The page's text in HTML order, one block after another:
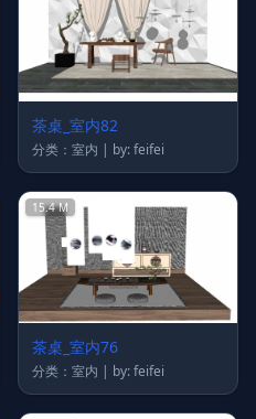
茶桌_室内82
分类：室内 | by: feifei
15.4 M
茶桌_室内76
分类：室内 | by: feifei